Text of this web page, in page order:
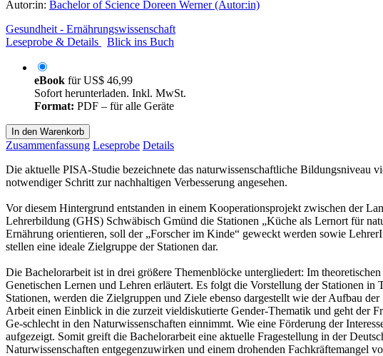
Autor:in: Bachelor of Science Doreen Werner (Autor:in)
Gesundheit - Ernährungswissenschaft
Leseprobe & Details
Blick ins Buch
eBook fürUS$ 46,99
Sofort herunterladen. Inkl. MwSt.
Format: PDF – für alle Geräte
In den Warenkorb
Zusammenfassung Leseprobe Details
Die aktuelle PISA-Studie bezeichnete das naturwissenschaftliche Bildungsniveau
notwendiger Schritt zur nachhaltigen Verbesserung angesehen.
Vor diesem Hintergrund entstanden in einem Kooperationsprojekt zwischen der
Lehrerbildung (GHS) Schwäbisch Gmünd die Stationen „Küche als Lernort für
Ernährung orientieren, soll der „Forscher im Kinde“ geweckt werden sowie
stellen eine ideale Zielgruppe der Stationen dar.
Die Bachelorarbeit ist in drei größere Themenblöcke untergliedert: Im
Genetischen Lernen und Lehren erläutert. Es folgt die Vorstellung der Stationen
Stationen, werden die Zielgruppen und Ziele ebenso dargestellt wie der Aufbau
Arbeit einen Einblick in die zurzeit vieldiskutierte Gender-Thematik und geht der
Ge-schlecht in den Naturwissenschaften einnimmt. Wie eine Förderung der
aufgezeigt. Somit greift die Bachelorarbeit eine aktuelle Fragestellung in der
Naturwissenschaften entgegenzuwirken und einem drohenden Fachkräftemangel